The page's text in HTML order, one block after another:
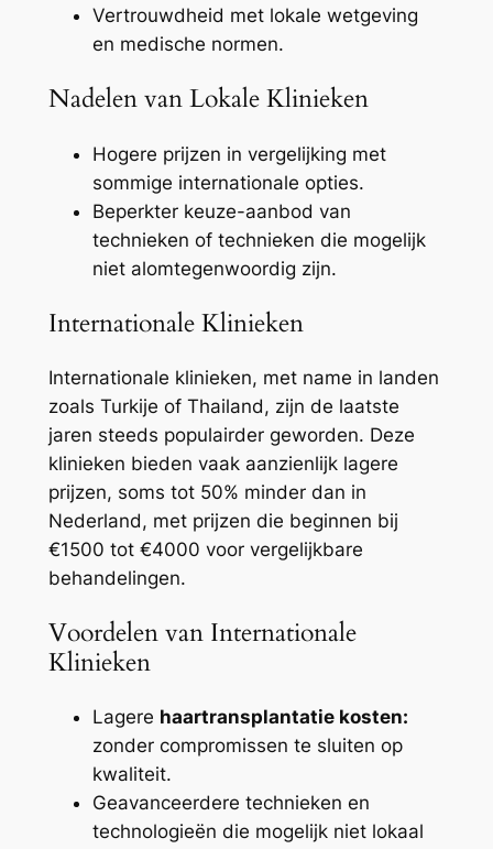
Vertrouwdheid met lokale wetgeving
en medische normen.
Nadelen van Lokale Klinieken
Hogere prijzen in vergelijking met
sommige internationale opties.
Beperkter keuze-aanbod van
technieken of technieken die mogelijk
niet alomtegenwoordig zijn.
Internationale Klinieken
Internationale klinieken, met name in landen
zoals Turkije of Thailand, zijn de laatste
jaren steeds populairder geworden. Deze
klinieken bieden vaak aanzienlijk lagere
prijzen, soms tot 50% minder dan in
Nederland, met prijzen die beginnen bij
€1500 tot €4000 voor vergelijkbare
behandelingen.
Voordelen van Internationale
Klinieken
Lagere haartransplantatie kosten:
zonder compromissen te sluiten op
kwaliteit.
Geavanceerdere technieken en
technologieën die mogelijk niet lokaal